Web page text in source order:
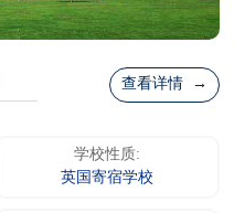
查看详情 →
学校性质:
英国寄宿学校